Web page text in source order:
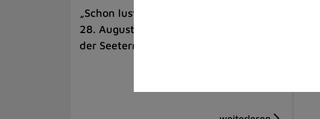
„Schon lustig, wenn’s witzig ist!“ am
28. August auf der Sommerbühne an
der Seeterrasse